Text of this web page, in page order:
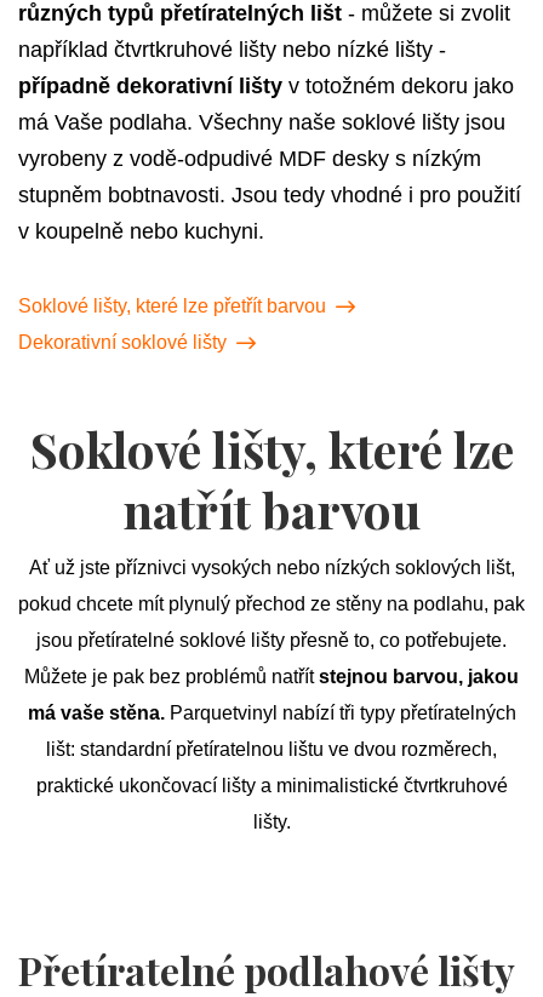
různých typů přetíratelných lišt - můžete si zvolit
například čtvrtkruhové lišty nebo nízké lišty -
případně dekorativní lišty v totožném dekoru jako
má Vaše podlaha. Všechny naše soklové lišty jsou
vyrobeny z vodě-odpudivé MDF desky s nízkým
stupněm bobtnavosti. Jsou tedy vhodné i pro použití
v koupelně nebo kuchyni.
Soklové lišty, které lze přetřít barvou
Dekorativní soklové lišty
Soklové lišty, které lze
natřít barvou
Ať už jste příznivci vysokých nebo nízkých soklových lišt,
pokud chcete mít plynulý přechod ze stěny na podlahu, pak
jsou přetíratelné soklové lišty přesně to, co potřebujete.
Můžete je pak bez problémů natřítstejnou barvou, jakou
má vaše stěna.Parquetvinyl nabízí tři typy přetíratelných
lišt: standardní přetíratelnou lištu ve dvou rozměrech,
praktické ukončovací lišty a minimalistické čtvrtkruhové
lišty.
Přetíratelné podlahové lišty